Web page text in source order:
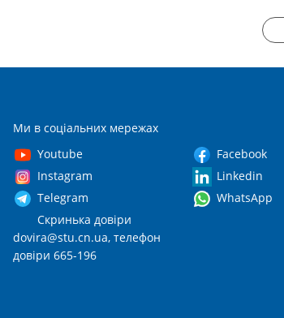
Ми в соціальних мережах
Youtube
Facebook
Instagram
Linkedin
Telegram
WhatsApp
Скринька довіри
dovira@stu.cn.ua, телефон
довіри 665-196